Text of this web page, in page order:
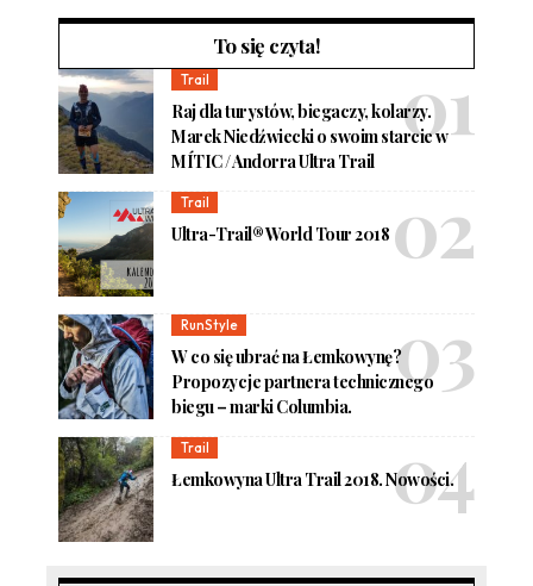
To się czyta!
Trail
Raj dla turystów, biegaczy, kolarzy.
Marek Niedźwiecki o swoim starcie w
MÍTIC / Andorra Ultra Trail
Trail
Ultra-Trail® World Tour 2018
RunStyle
W co się ubrać na Łemkowynę?
Propozycje partnera technicznego
biegu – marki Columbia.
Trail
Łemkowyna Ultra Trail 2018. Nowości.